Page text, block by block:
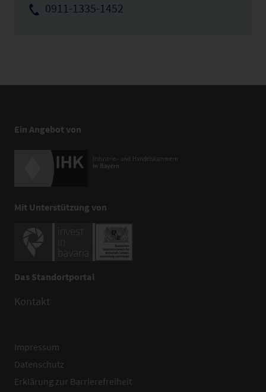
0911-1335-1452
Ein Angebot von
Mit Unterstützung von
Das Standortportal
Kontakt
Impressum
Datenschutz
Erklärung zur Barrierefreiheit